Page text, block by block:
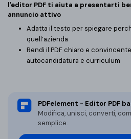
Contatta il supporto
Specifiche tecniche
Aggiornamenti
Centro di download
l'editor PDF ti aiuta a presentarti
annuncio attivo
Adatta il testo per spiegare
quell’azienda
Rendi il PDF chiaro e
autocandidatura e curriculum
PDFelement - Editor PDF
Modifica, unisci, converti,
semplice.